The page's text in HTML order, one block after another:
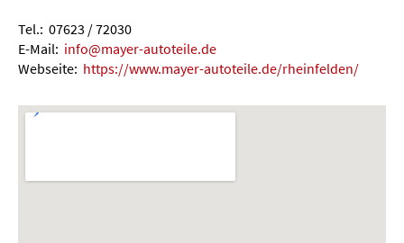
Tel.: 07623 / 72030
E-Mail: info@mayer-autoteile.de
Webseite: https://www.mayer-autoteile.de/rheinfelden/